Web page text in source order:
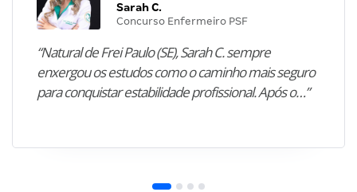
Sarah C.
Concurso Enfermeiro PSF
“Natural de Frei Paulo (SE), Sarah C. sempre
enxergou os estudos como o caminho mais seguro
para conquistar estabilidade profissional. Após o…”